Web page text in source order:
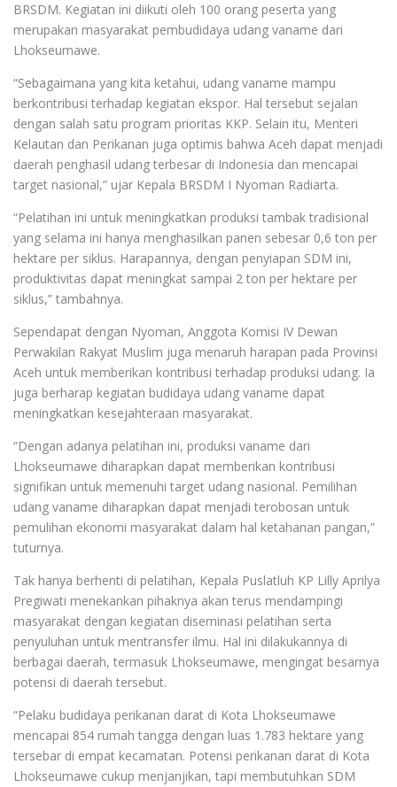
BRSDM. Kegiatan ini diikuti oleh 100 orang peserta yang
merupakan masyarakat pembudidaya udang vaname dari
Lhokseumawe.
“Sebagaimana yang kita ketahui, udang vaname mampu
berkontribusi terhadap kegiatan ekspor. Hal tersebut sejalan
dengan salah satu program prioritas KKP. Selain itu, Menteri
Kelautan dan Perikanan juga optimis bahwa Aceh dapat menjadi
daerah penghasil udang terbesar di Indonesia dan mencapai
target nasional,” ujar Kepala BRSDM I Nyoman Radiarta.
“Pelatihan ini untuk meningkatkan produksi tambak tradisional
yang selama ini hanya menghasilkan panen sebesar 0,6 ton per
hektare per siklus. Harapannya, dengan penyiapan SDM ini,
produktivitas dapat meningkat sampai 2 ton per hektare per
siklus,” tambahnya.
Sependapat dengan Nyoman, Anggota Komisi IV Dewan
Perwakilan Rakyat Muslim juga menaruh harapan pada Provinsi
Aceh untuk memberikan kontribusi terhadap produksi udang. Ia
juga berharap kegiatan budidaya udang vaname dapat
meningkatkan kesejahteraan masyarakat.
“Dengan adanya pelatihan ini, produksi vaname dari
Lhokseumawe diharapkan dapat memberikan kontribusi
signifikan untuk memenuhi target udang nasional. Pemilihan
udang vaname diharapkan dapat menjadi terobosan untuk
pemulihan ekonomi masyarakat dalam hal ketahanan pangan,”
tuturnya.
Tak hanya berhenti di pelatihan, Kepala Puslatluh KP Lilly Aprilya
Pregiwati menekankan pihaknya akan terus mendampingi
masyarakat dengan kegiatan diseminasi pelatihan serta
penyuluhan untuk mentransfer ilmu. Hal ini dilakukannya di
berbagai daerah, termasuk Lhokseumawe, mengingat besarnya
potensi di daerah tersebut.
“Pelaku budidaya perikanan darat di Kota Lhokseumawe
mencapai 854 rumah tangga dengan luas 1.783 hektare yang
tersebar di empat kecamatan. Potensi perikanan darat di Kota
Lhokseumawe cukup menjanjikan, tapi membutuhkan SDM